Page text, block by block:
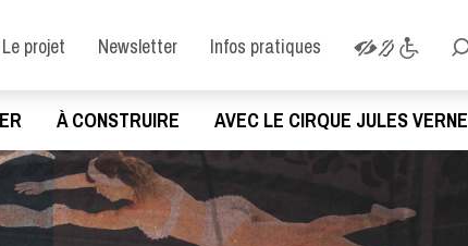
Le projet Newsletter Infos pratiques
À CONSTRUIRE AVEC LE CIRQUE JULES VERNE